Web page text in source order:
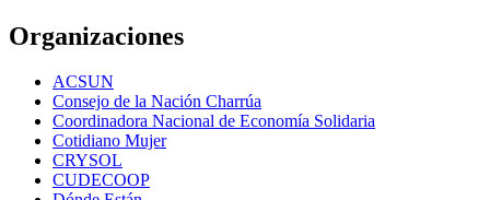
Organizaciones
ACSUN
Consejo de la Nación Charrúa
Coordinadora Nacional de Economía Solidaria
Cotidiano Mujer
CRYSOL
CUDECOOP